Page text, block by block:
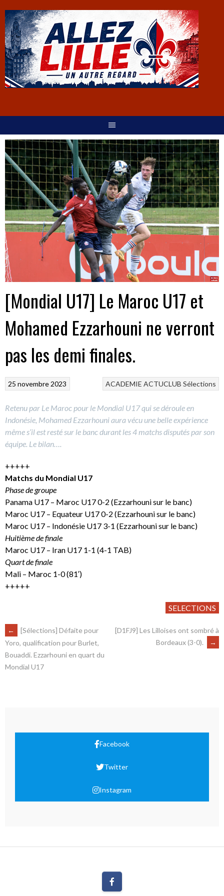
[Mondial U17] Le Maroc U17 et
Mohamed Ezzarhouni ne verront
pas les demi finales.
ACADEMIE ACTUCLUB Sélections
25 novembre 2023
Retenu par Le Maroc pour le Mondial U17 qui se déroule en
Indonésie, Mohamed Ezzarhouni aura vécu une belle expérience
même s’il est resté sur le banc durant les 4 matchs disputés par son
équipe. Le bilan….
+++++
Matchs du Mondial U17
Phase de groupe
Panama U17 – Maroc U17 0-2 (Ezzarhouni sur le banc)
Maroc U17 – Equateur U17 0-2 (Ezzarhouni sur le banc)
Maroc U17 – Indonésie U17 3-1 (Ezzarhouni sur le banc)
Huitième de finale
Maroc U17 – Iran U17 1-1 (4-1 TAB)
Quart de finale
Mali – Maroc 1-0 (81′)
+++++
SELECTIONS
←
[Sélections] Défaite pour
Yoro, qualification pour Burlet,
Bouaddi. Ezzarhouni en quart du
Mondial U17
[D1FJ9] Les Lilloises ont sombré à
Bordeaux (3-0).
→
Facebook
Twitter
Instagram